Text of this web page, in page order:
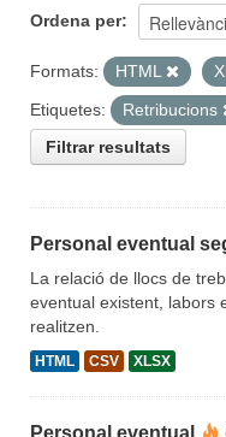
Ordena per
Formats: HTML
Etiquetes:
Retribucions
Filtrar resultats
Personal eventual
La relació de llocs de
eventual existent, labors
realitzen.
HTML CSV XLSX